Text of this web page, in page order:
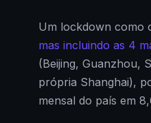
Um lockdown como
mas incluindo as 4
(Beijing, Guanzhou,
própria Shanghai),
mensal do país em